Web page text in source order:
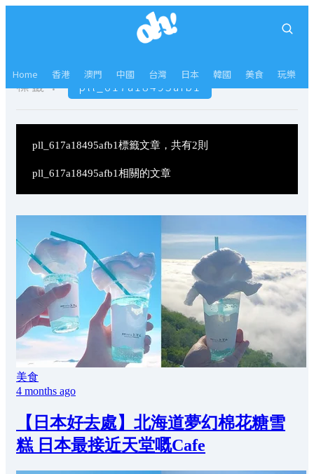
Home 香港 澳門 中國 台灣 日本 韓國 美食 玩樂
標籤： pll_617a18495afb1
pll_617a18495afb1標籤文章，共有2則
pll_617a18495afb1相關的文章
美食
4 months ago
【日本好去處】北海道夢幻棉花糖雪
糕 日本最接近天堂嘅Cafe